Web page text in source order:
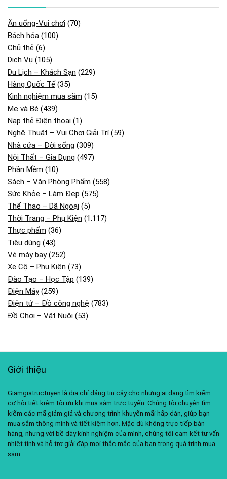
Ăn uống-Vui chơi (70)
Bách hóa (100)
Chủ thẻ (6)
Dịch Vụ (105)
Du Lịch – Khách Sạn (229)
Hàng Quốc Tế (35)
Kinh nghiệm mua sắm (15)
Mẹ và Bé (439)
Nạp thẻ Điện thoại (1)
Nghệ Thuật – Vui Chơi Giải Trí(59)
Nhà cửa – Đời sống (309)
Nội Thất – Gia Dụng (497)
Phần Mềm (10)
Sách – Văn Phòng Phẩm (558)
Sức Khỏe – Làm Đẹp (575)
Thể Thao – Dã Ngoại (5)
Thời Trang – Phụ Kiện (1.117)
Thực phẩm (36)
Tiêu dùng (43)
Vé máy bay(252)
Xe Cộ – Phụ Kiện (73)
Đào Tạo – Học Tập (139)
Điện Máy(259)
Điện tử – Đồ công nghệ (783)
Đồ Chơi – Vật Nuôi (53)
Giới thiệu
Giamgiatructuyen là địa chỉ đáng tin cậy cho những ai đang tìm kiếm
cơ hội tiết kiệm tối ưu khi mua sắm trực tuyến. Chúng tôi chuyên tìm
kiếm các mã giảm giá và chương trình khuyến mãi hấp dẫn, giúp bạn
mua sắm thông minh và tiết kiệm hơn. Mặc dù không trực tiếp bán
hàng, nhưng với bề dày kinh nghiệm của mình, chúng tôi cam kết tư vấn
nhiệt tình và hỗ trợ giải đáp mọi thắc mắc của bạn trong quá trình mua
sắm.